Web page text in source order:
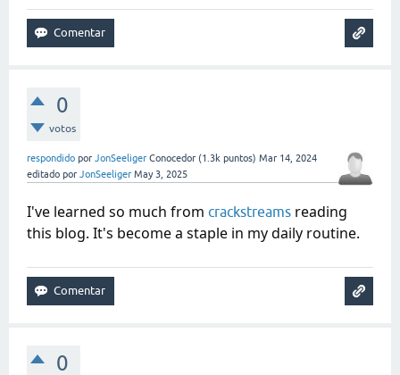
0
votos
respondido por JonSeeliger Conocedor (1.3k puntos) Mar 14, 2024
editado por JonSeeliger May 3, 2025
I've learned so much from crackstreams reading
this blog. It's become a staple in my daily routine.
0